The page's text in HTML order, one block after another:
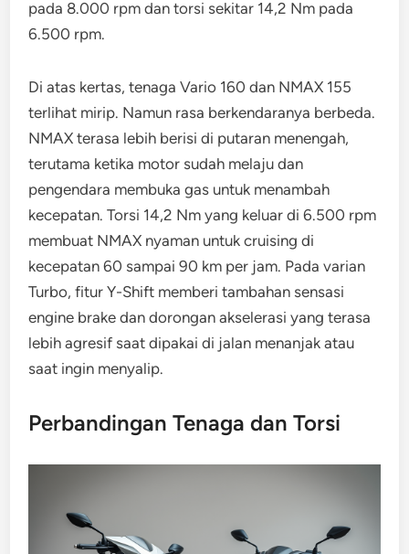
pada 8.000 rpm dan torsi sekitar 14,2 Nm pada
6.500 rpm.
Di atas kertas, tenaga Vario 160 dan NMAX 155
terlihat mirip. Namun rasa berkendaranya berbeda.
NMAX terasa lebih berisi di putaran menengah,
terutama ketika motor sudah melaju dan
pengendara membuka gas untuk menambah
kecepatan. Torsi 14,2 Nm yang keluar di 6.500 rpm
membuat NMAX nyaman untuk cruising di
kecepatan 60 sampai 90 km per jam. Pada varian
Turbo, fitur Y-Shift memberi tambahan sensasi
engine brake dan dorongan akselerasi yang terasa
lebih agresif saat dipakai di jalan menanjak atau
saat ingin menyalip.
Perbandingan Tenaga dan Torsi